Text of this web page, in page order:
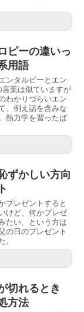
ピーの違いっ
用語
ンタルピーとエン
言葉は似ていますが
わかりづらいエン
、例え話を含みな
熱力学を習ったば
ずかしい方向
プレゼントすると
けど、何かプレゼ
たい、という方は
の日のプレゼント
。
切れるとき
方法